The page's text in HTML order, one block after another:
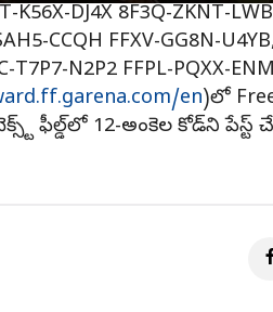
K56X-DJ4X 8F3Q-ZKNT-
CCQH FFXV-GG8N-
T7P7-N2P2 FFPL-PQXX-
en)లో
12-అంకెల కోడ్‌ని పేస్ట్